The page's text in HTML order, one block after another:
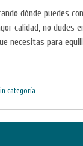
dónde puedes
calidad, no dudes
necesitas para
categoría